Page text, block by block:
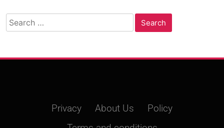
Search
for:
Privacy About Us
Policy